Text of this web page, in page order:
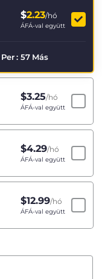
$2.23/hó
ÁFÁ-val együtt
Per: 57 Más
$3.25/hó
ÁFÁ-val együtt
$4.29/hó
ÁFÁ-val együtt
$12.99/hó
ÁFÁ-val együtt